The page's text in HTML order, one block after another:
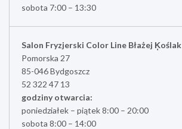
sobota 7:00 – 13:30
Salon Fryzjerski Color Line Błażej Ķoślak
Pomorska 27
85-046 Bydgoszcz
52 322 47 13
godziny otwarcia:
poniedziałek – piątek 8:00 – 20:00
sobota 8:00 – 14:00